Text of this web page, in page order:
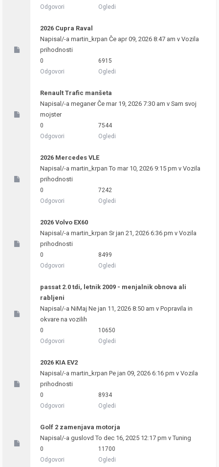
Odgovori
Ogledi
2026 Cupra Raval
Napisal/-a martin_krpan Če apr 09, 2026 8:47 am v Vozila
prihodnosti
0
Odgovori
6915
Ogledi
Renault Trafic manšeta
Napisal/-a meganerČe mar 19, 2026 7:30 am v Sam svoj
mojster
0
Odgovori
7544
Ogledi
2026 Mercedes VLE
Napisal/-a martin_krpan To mar 10, 2026 9:15 pm v Vozila
prihodnosti
0
Odgovori
7242
Ogledi
2026 Volvo EX60
Napisal/-a martin_krpan Sr jan 21, 2026 6:36 pm v Vozila
prihodnosti
0
Odgovori
8499
Ogledi
passat 2.0 tdi, letnik 2009 - menjalnik obnova ali
rabljeni
Napisal/-a NiMaj Ne jan 11, 2026 8:50 am v Popravila in
okvare na vozilih
0
Odgovori
10650
Ogledi
2026 KIA EV2
Napisal/-a martin_krpan Pe jan 09, 2026 6:16 pm v Vozila
prihodnosti
0
Odgovori
8934
Ogledi
Golf 2 zamenjava motorja
Napisal/-a guslovd To dec 16, 2025 12:17 pm vTuning
0
Odgovori
11700
Ogledi